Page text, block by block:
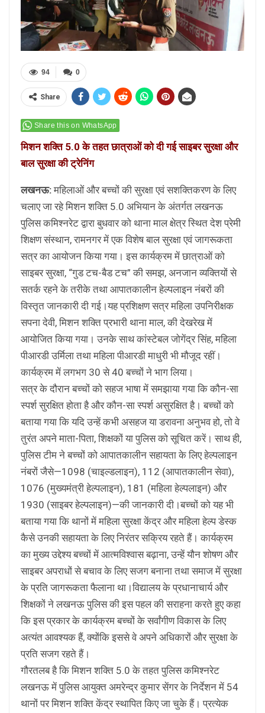
0
94
Share
Share this on WhatsApp
मिशन शक्ति 5.0 के तहत छात्राओं को दी गई साइबर सुरक्षा और
बाल सुरक्षा की ट्रेनिंग
लखनऊ:महिलाओं और बच्चों की सुरक्षा एवं सशक्तिकरण के लिए
चलाए जा रहे मिशन शक्ति 5.0 अभियान के अंतर्गत लखनऊ
पुलिस कमिश्नरेट द्वारा बुधवार को थाना माल क्षेत्र स्थित देश प्रेमी
शिक्षण संस्थान, रामनगर में एक विशेष बाल सुरक्षा एवं जागरूकता
सत्र का आयोजन किया गया। इस कार्यक्रम में छात्राओं को
साइबर सुरक्षा, “गुड टच-बैड टच” की समझ, अनजान व्यक्तियों से
सतर्क रहने के तरीके तथा आपातकालीन हेल्पलाइन नंबरों की
विस्तृत जानकारी दी गई।यह प्रशिक्षण सत्र महिला उपनिरीक्षक
सपना देवी, मिशन शक्ति प्रभारी थाना माल, की देखरेख में
आयोजित किया गया। उनके साथ कांस्टेबल जोगेंद्र सिंह, महिला
पीआरडी उर्मिला तथा महिला पीआरडी माधुरी भी मौजूद रहीं।
कार्यक्रम में लगभग 30 से 40 बच्चों ने भाग लिया।
सत्र के दौरान बच्चों को सहज भाषा में समझाया गया कि कौन-सा
स्पर्श सुरक्षित होता है और कौन-सा स्पर्श असुरक्षित है। बच्चों को
बताया गया कि यदि उन्हें कभी असहज या डरावना अनुभव हो, तो वे
तुरंत अपने माता-पिता, शिक्षकों या पुलिस को सूचित करें। साथ ही,
पुलिस टीम ने बच्चों को आपातकालीन सहायता के लिए हेल्पलाइन
नंबरों जैसे—1098 (चाइल्डलाइन), 112 (आपातकालीन सेवा),
1076 (मुख्यमंत्री हेल्पलाइन), 181 (महिला हेल्पलाइन) और
1930 (साइबर हेल्पलाइन)—की जानकारी दी।बच्चों को यह भी
बताया गया कि थानों में महिला सुरक्षा केंद्र और महिला हेल्प डेस्क
कैसे उनकी सहायता के लिए निरंतर सक्रिय रहते हैं। कार्यक्रम
का मुख्य उद्देश्य बच्चों में आत्मविश्वास बढ़ाना, उन्हें यौन शोषण और
साइबर अपराधों से बचाव के लिए सजग बनाना तथा समाज में सुरक्षा
के प्रति जागरूकता फैलाना था।विद्यालय के प्रधानाचार्य और
शिक्षकों ने लखनऊ पुलिस की इस पहल की सराहना करते हुए कहा
कि इस प्रकार के कार्यक्रम बच्चों के सर्वांगीण विकास के लिए
अत्यंत आवश्यक हैं, क्योंकि इससे वे अपने अधिकारों और सुरक्षा के
प्रति सजग रहते हैं।
गौरतलब है कि मिशन शक्ति 5.0 के तहत पुलिस कमिश्नरेट
लखनऊ में पुलिस आयुक्त अमरेन्द्र कुमार सेंगर के निर्देशन में 54
थानों पर मिशन शक्ति केंद्र स्थापित किए जा चुके हैं। प्रत्येक